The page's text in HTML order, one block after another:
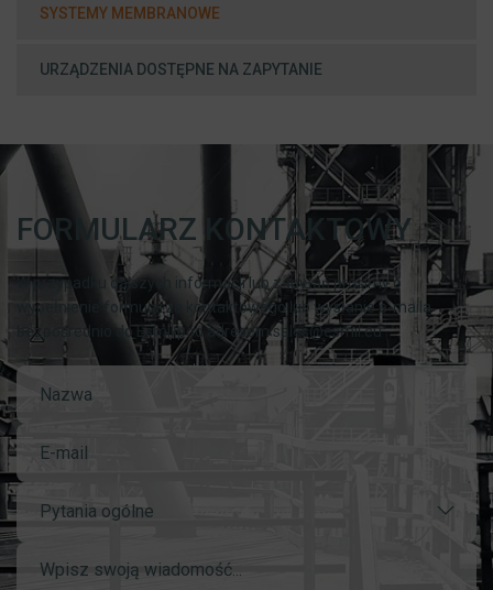
SYSTEMY MEMBRANOWE
URZĄDZENIA DOSTĘPNE NA ZAPYTANIE
FORMULARZ KONTAKTOWY
W przypadku dalszych informacji lub zapytań prosimy o
wypełnienie formularza kontaktowego lub wysłanie e-maila
bezpośrednio do Esmil pod adresem sales@esmil.eu
Pytania ogólne